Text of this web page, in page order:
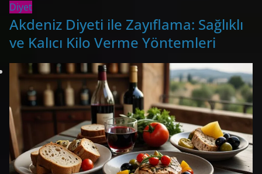
Diyet
Akdeniz Diyeti ile Zayıflama: Sağlıklı
ve Kalıcı Kilo Verme Yöntemleri